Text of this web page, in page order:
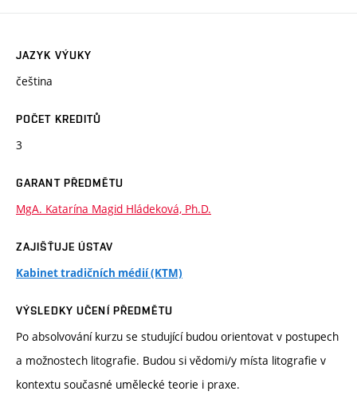
JAZYK VÝUKY
čeština
POČET KREDITŮ
3
GARANT PŘEDMĚTU
MgA. Katarína Magid Hládeková, Ph.D.
ZAJIŠŤUJE ÚSTAV
Kabinet tradičních médií (KTM)
VÝSLEDKY UČENÍ PŘEDMĚTU
Po absolvování kurzu se studující budou orientovat v postupech
a možnostech litografie. Budou si vědomi/y místa litografie v
kontextu současné umělecké teorie i praxe.